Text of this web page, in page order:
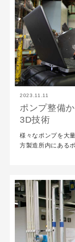
2023.11.11
ポンプ整備
3D技術
様々なポンプを大
方製造所内にある